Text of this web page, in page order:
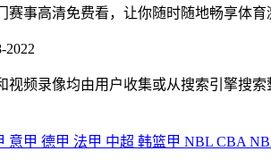
赛事高清免费看，让你随时随地畅享体育
2022
视频录像均由用户收集或从搜索引擎搜
意甲 德甲 法甲 中超 韩篮甲 NBL CBA